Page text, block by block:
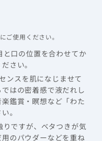
ご使用ください。
口の位置を合わせてか
さい。
ンスを肌になじませて
はの密着感で液だれし
鑑賞・瞑想など「わた
。
ですが、ベタつきが気
のパウダーなどを重ね